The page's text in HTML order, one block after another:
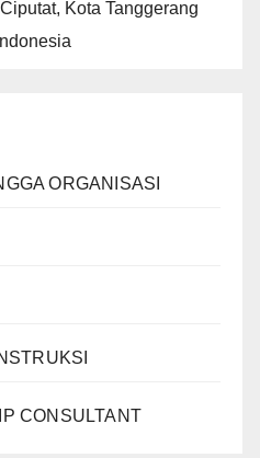
Kota Tanggerang
ORGANISASI
CONSULTANT